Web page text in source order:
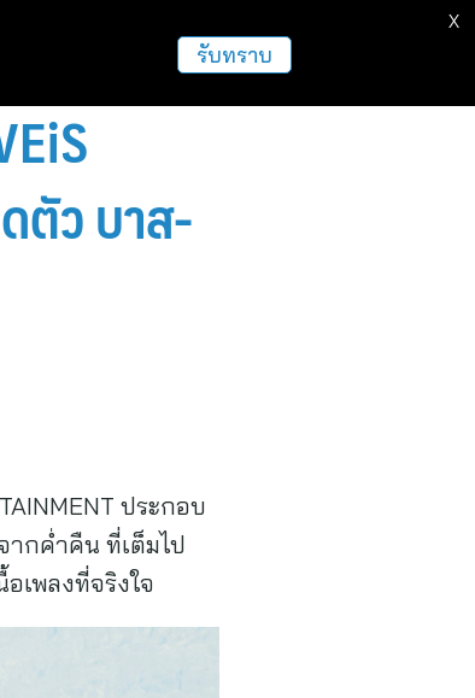
ฝากข่าวประชาสัมพันธ์
ตัว บาส-
ประกอบ
ากค่ำคืน ที่เต็มไป
เพลงที่จริงใจ
รับทราบ
X